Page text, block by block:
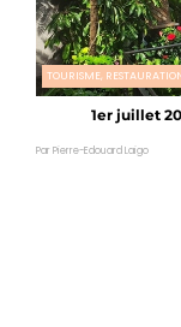
TOURISME,
1er juillet
Par Pierre-Edouard Laigo